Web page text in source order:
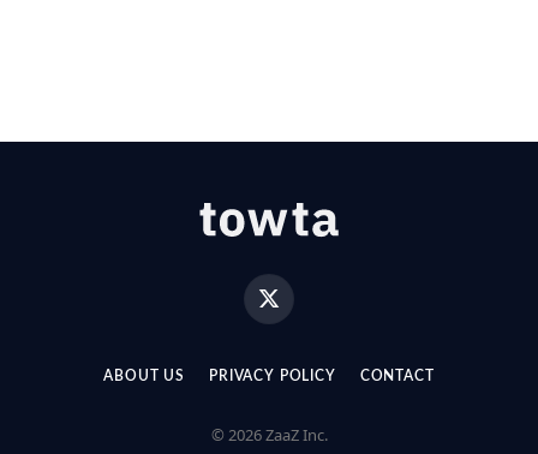
X
(Twitter)
ABOUT US PRIVACY POLICY CONTACT
© 2026 ZaaZ Inc.